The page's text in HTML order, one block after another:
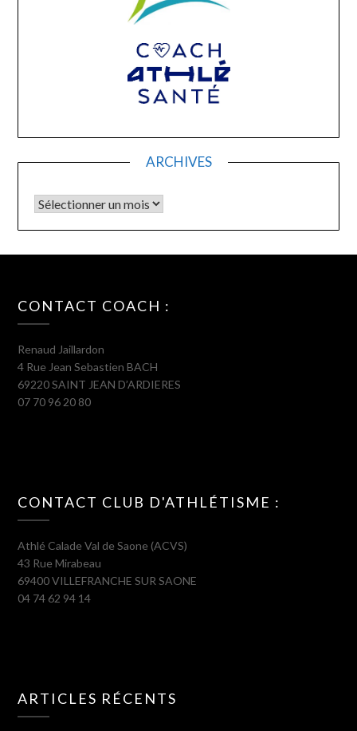
ARCHIVES
Archives
CONTACT COACH :
Renaud Jaillardon
4 Rue Jean Sebastien BACH
69220 SAINT JEAN D’ARDIERES
07 70 96 20 80
CONTACT CLUB D'ATHLÉTISME :
Athlé Calade Val de Saone (ACVS)
43 Rue Mirabeau
69400 VILLEFRANCHE SUR SAONE
04 74 62 94 14
ARTICLES RÉCENTS